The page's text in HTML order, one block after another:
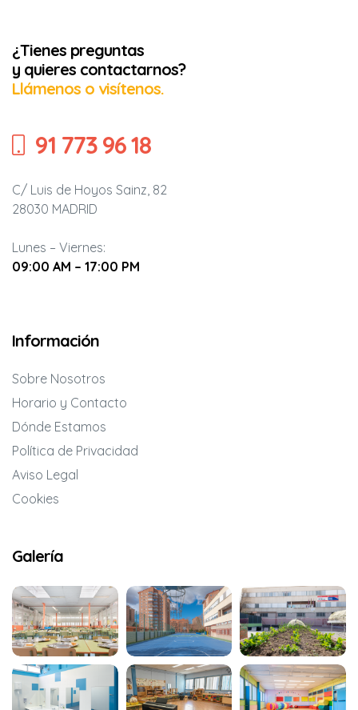
¿Tienes preguntas
y quieres contactarnos?
Llámenos o visítenos.
91 773 96 18
C/ Luis de Hoyos Sainz, 82
28030 MADRID
Lunes – Viernes:
09:00 AM – 17:00 PM
Información
Sobre Nosotros
Horario y Contacto
Dónde Estamos
Política de Privacidad
Aviso Legal
Cookies
Galería